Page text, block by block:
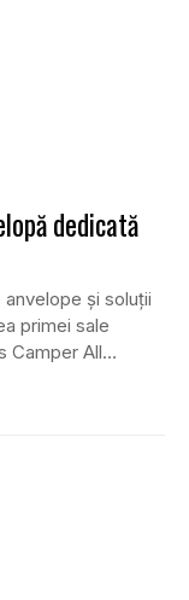
dedicată
și soluții
primei sale
Camper All